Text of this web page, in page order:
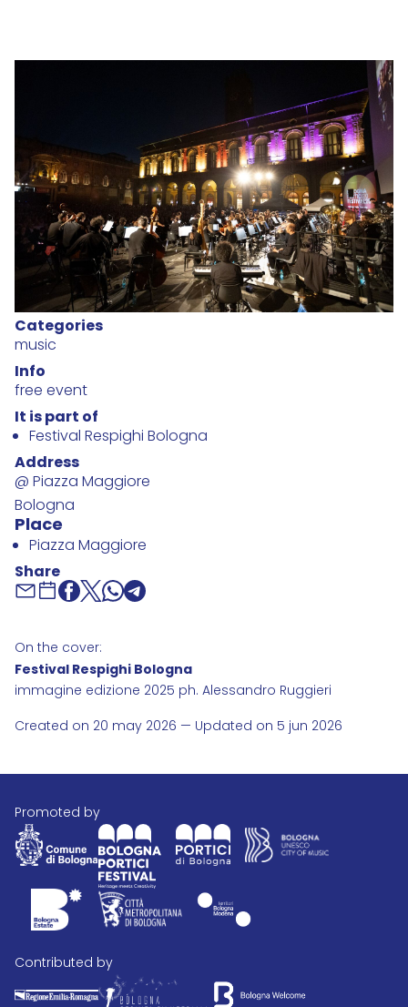
Categories
music
Info
free event
It is part of
Festival Respighi Bologna
Address
@ Piazza Maggiore
Bologna
Place
Piazza Maggiore
Share
On the cover:
Festival Respighi Bologna
immagine edizione 2025 ph. Alessandro Ruggieri
Created on 20 may 2026 — Updated on 5 jun 2026
promoted by
contributed by